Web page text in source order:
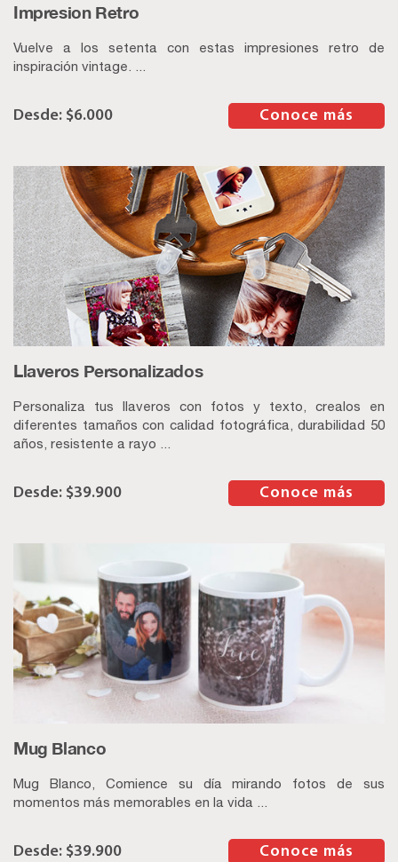
Impresion Retro
Vuelve a los setenta con estas impresiones retro de
inspiración vintage. ...
$6.000 Conoce más
Llaveros Personalizados
Personaliza tus llaveros con fotos y texto, crealos en
diferentes tamaños con calidad fotográfica, durabilidad 50
años, resistente a rayo ...
$39.900 Conoce más
Mug Blanco
Mug Blanco, Comience su día mirando fotos de sus
momentos más memorables en la vida ...
$39.900 Conoce más